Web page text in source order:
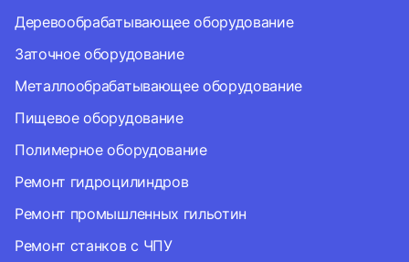
Деревообрабатывающее оборудование
Заточное оборудование
Металлообрабатывающее оборудование
Пищевое оборудование
Полимерное оборудование
Ремонт гидроцилиндров
Ремонт промышленных гильотин
Ремонт станков с ЧПУ